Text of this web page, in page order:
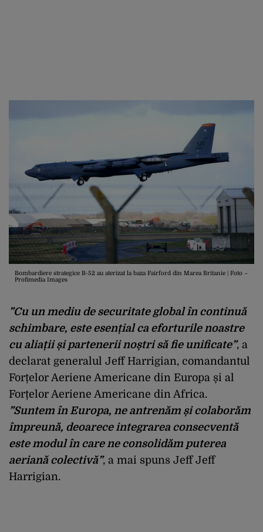
Bombardiere strategice B-52 au aterizat la baza Fairford din Marea Britanie | Foto –
Profimedia Images
”Cu un mediu de securitate global în continuă
schimbare, este esențial ca eforturile noastre
cu aliații și partenerii noștri să fie unificate”, a
declarat generalul Jeff Harrigian, comandantul
Forțelor Aeriene Americane din Europa și al
Forțelor Aeriene Americane din Africa.
”Suntem în Europa, ne antrenăm și colaborăm
împreună, deoarece integrarea consecventă
este modul în care ne consolidăm puterea
aeriană colectivă”, a mai spuns Jeff Jeff
Harrigian.